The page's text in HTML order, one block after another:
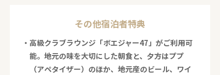
その他宿泊者特典
・高級クラブラウンジ「ボエジャー47」がご利用可
能。地元の味を大切にした朝食と、夕方はププ
（アペタイザー）のほか、地元産のビール、ワイ